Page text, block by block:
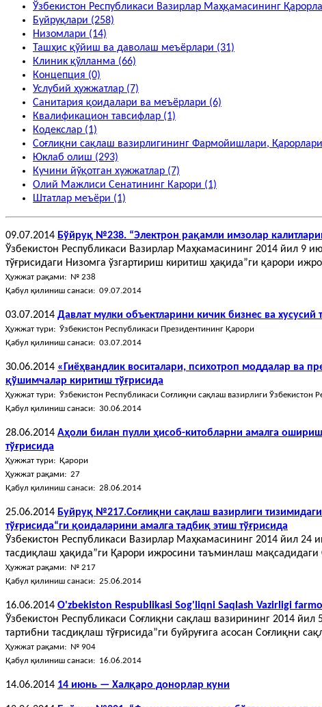
Ўзбекистон Республикаси Вазирлар Маҳқамасининг
Буйруқлари (258)
Низомлари (14)
Ташҳис қўйиш ва даволаш меъёрлари (31)
Клиник қўлланма (66)
Концепция (0)
Услубий ҳужжатлар (7)
Санитария қоидалари ва меъёрлари (6)
Квалификацион тавсифлар (1)
Кодекслар (1)
Соғлиқни сақлаш вазирлигининг Фармойишлари,
Юклаб олиш (293)
Кучини йўқотган хужжатлар (7)
Олий Мажлиси Сенатининг Карори (1)
Штатлар меъёри (1)
09.07.2014 Бўйруқ №238. “Электрон рақамли имзолар
Ўзбекистон Республикаси Вазирлар Маҳкамасининг 2014 йил 9
тўғрисидаги Низомга ўзгартириш киритиш ҳақида”ги қарори
Ҳужжат рақами: № 238
Қабул қилиниш санаси: 09.07.2014
03.07.2014 Давлат мулки объектларини кичик бизнес ва
Ҳужжат тури: Ўзбекистон Республикаси Президентининг Қарори
Қабул қилиниш санаси: 03.07.2014
30.06.2014 «Гиёҳвандлик воситалари, психотроп моддалар ва
қўшимчалар киритиш тўғрисида
Ҳужжат тури: Ўзбекистон Республикаси Соғлиқни сақлаш вазирлиги Ўзбекистон
Қабул қилиниш санаси: 30.06.2014
28.06.2014 Аҳоли билан пулли ҳисоб-китобларни амалга
тўғрисида
Ҳужжат тури: Қарори
Ҳужжат рақами: 27
Қабул қилиниш санаси: 28.06.2014
25.06.2014 Буйруқ №217.Cоғлиқни сақлаш вазирлиги
тўғрисида“ги қоидаларини амалга тадбиқ этиш тўғрисида
Ўзбекистон Республикаси Вазирлар Маҳкамасининг 2014 йил
тасдиқлаш ҳақида”ги Қарори ижросини таъминлаш мақсадидаги
Ҳужжат рақами: № 217
Қабул қилиниш санаси: 25.06.2014
16.06.2014 О'zbekiston Respublikasi Sog'liqni Saqlash Vazirligi
Ўзбекистон Республикаси Соғлиқни сақлаш вазирининг 2014
тартибни тасдиқлаш тўғрисида”ги буйруғига асосан Соғлиқни
Ҳужжат рақами: № 904
Қабул қилиниш санаси: 16.06.2014
14.06.2014 14 июнь — Халқаро донорлар куни